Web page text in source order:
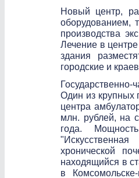
Новый центр,
оборудованием,
производства
Лечение в
здания
городские и
Государственно-
Один из крупных
центра
млн. рублей, на
года.
хронической
находящийся в
в